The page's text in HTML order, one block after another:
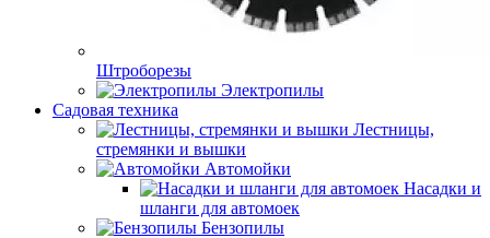
Штроборезы
Электропилы
Садовая техника
Лестницы,
стремянки и вышки
Автомойки
Насадки и
шланги для автомоек
Бензопилы